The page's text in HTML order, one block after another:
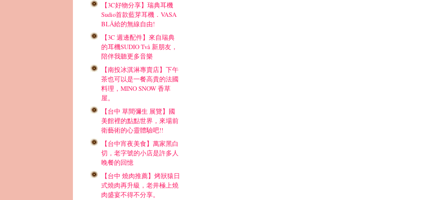
【3C好物分享】瑞典耳機
Sudio首款藍芽耳機．VASA
BLÅ給的無線自由!
【3C 週邊配件】來自瑞典
的耳機SUDIO Två 新朋友，
陪伴我聽更多音樂
【南投冰淇淋專賣店】下午
茶也可以是一餐高貴的法國
料理，MINO SNOW 香草
屋。
【台中 草間彌生 展覽】國
美館裡的點點世界，來場前
衛藝術的心靈體驗吧!!
【台中宵夜美食】萬家黑白
切，老字號的小店是許多人
晚餐的回憶
【台中 燒肉推薦】烤狀猿日
式燒肉再升級，老井極上燒
肉盛宴不得不分享。